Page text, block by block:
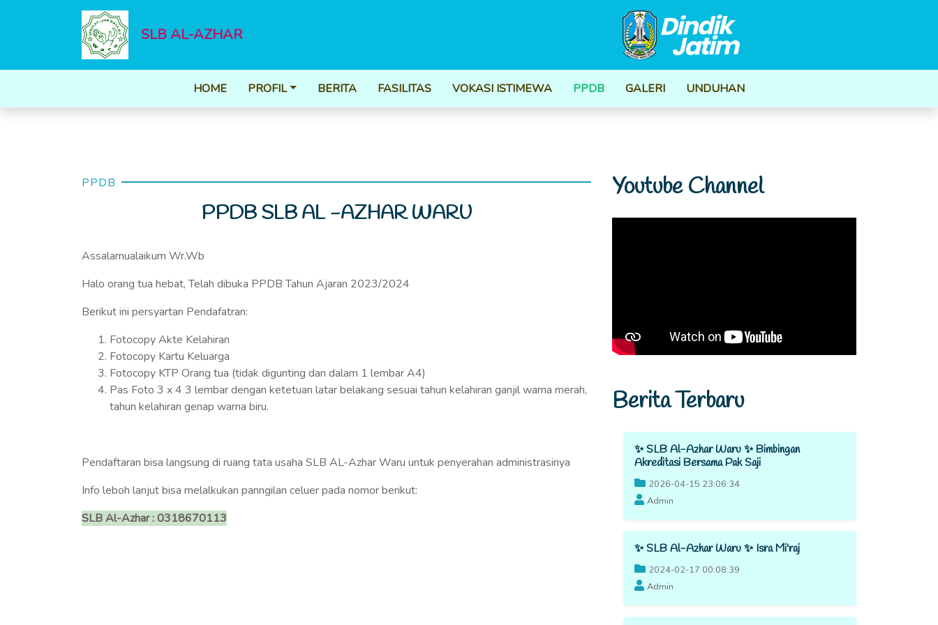
SLB AL-AZHAR
HOME PROFIL BERITA FASILITAS VOKASI ISTIMEWA PPDB GALERI UNDUHAN
PPDB
PPDB SLB AL -AZHAR WARU
Assalamualaikum Wr.Wb
Halo orang tua hebat, Telah dibuka PPDB Tahun Ajaran 2023/2024
Berikut ini persyartan Pendafatran:
Fotocopy Akte Kelahiran
Fotocopy Kartu Keluarga
Fotocopy KTP Orang tua (tidak digunting dan dalam 1 lembar A4)
Pas Foto 3 x 4 3 lembar dengan ketetuan latar belakang sesuai tahun kelahiran ganjil warna merah,
tahun kelahiran genap warna biru.
Pendaftaran bisa langsung di ruang tata usaha SLB AL-Azhar Waru untuk penyerahan administrasinya
Info leboh lanjut bisa melalkukan panngilan celuer pada nomor berikut:
SLB Al-Azhar : 0318670113
Youtube Channel
Berita Terbaru
✨ SLB Al-Azhar Waru ✨ Bimbingan
Akreditasi Bersama Pak Saji
2026-04-15 23:06:34
Admin
✨ SLB Al-Azhar Waru ✨ Isra Mi'raj
2024-02-17 00:08:39
Admin